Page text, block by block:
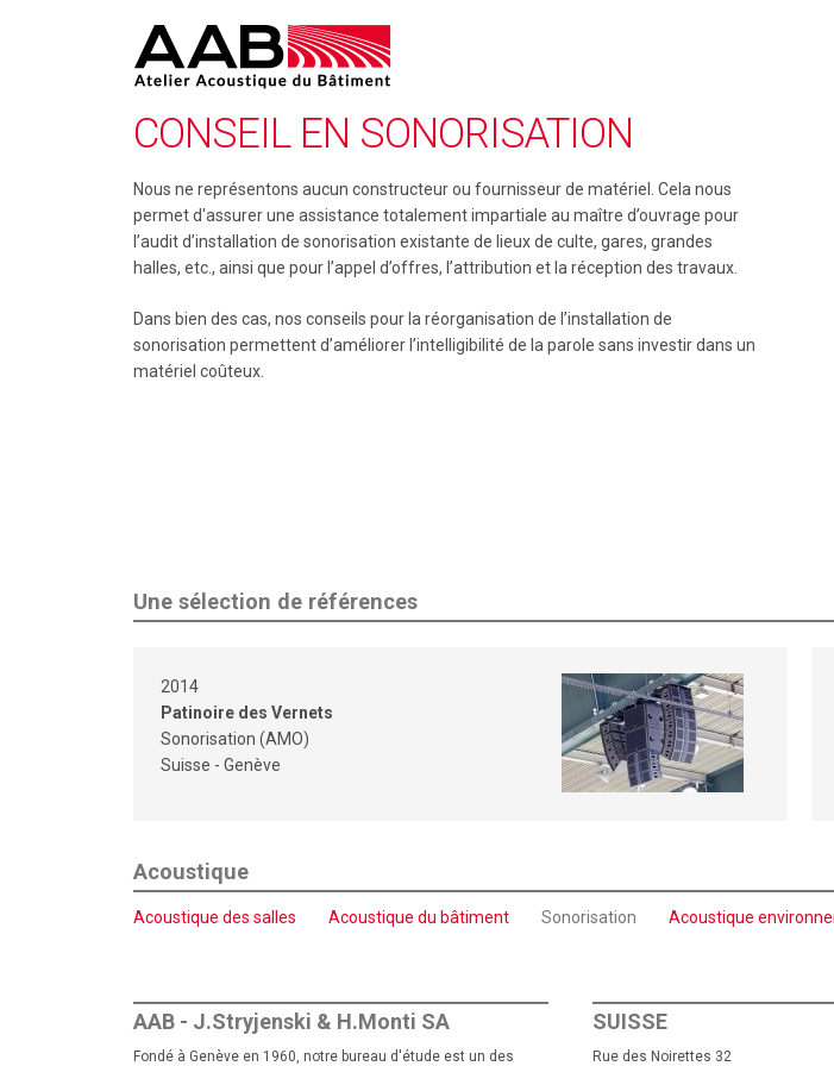
A
A
B
CONSEIL EN SONORISATION
Nous ne représentons aucun constructeur ou fournisseur de matériel. Cela nous
permet d'assurer une assistance totalement impartiale au maître d’ouvrage pour
l’audit d’installation de sonorisation existante de lieux de culte, gares, grandes
halles, etc., ainsi que pour l’appel d’offres, l’attribution et la réception des travaux.
Dans bien des cas, nos conseils pour la réorganisation de l’installation de
sonorisation permettent d’améliorer l’intelligibilité de la parole sans investir dans un
matériel coûteux.
Une sélection de références
2014
Patinoire des Vernets
Sonorisation (AMO)
Suisse - Genève
Acoustique
Acoustique des salles Acoustique du bâtiment Sonorisation Acoustique
AAB - J.Stryjenski & H.Monti SA
Fondé à Genève en 1960, notre bureau d'étude est un des
SUISSE
Rue des Noirettes 32